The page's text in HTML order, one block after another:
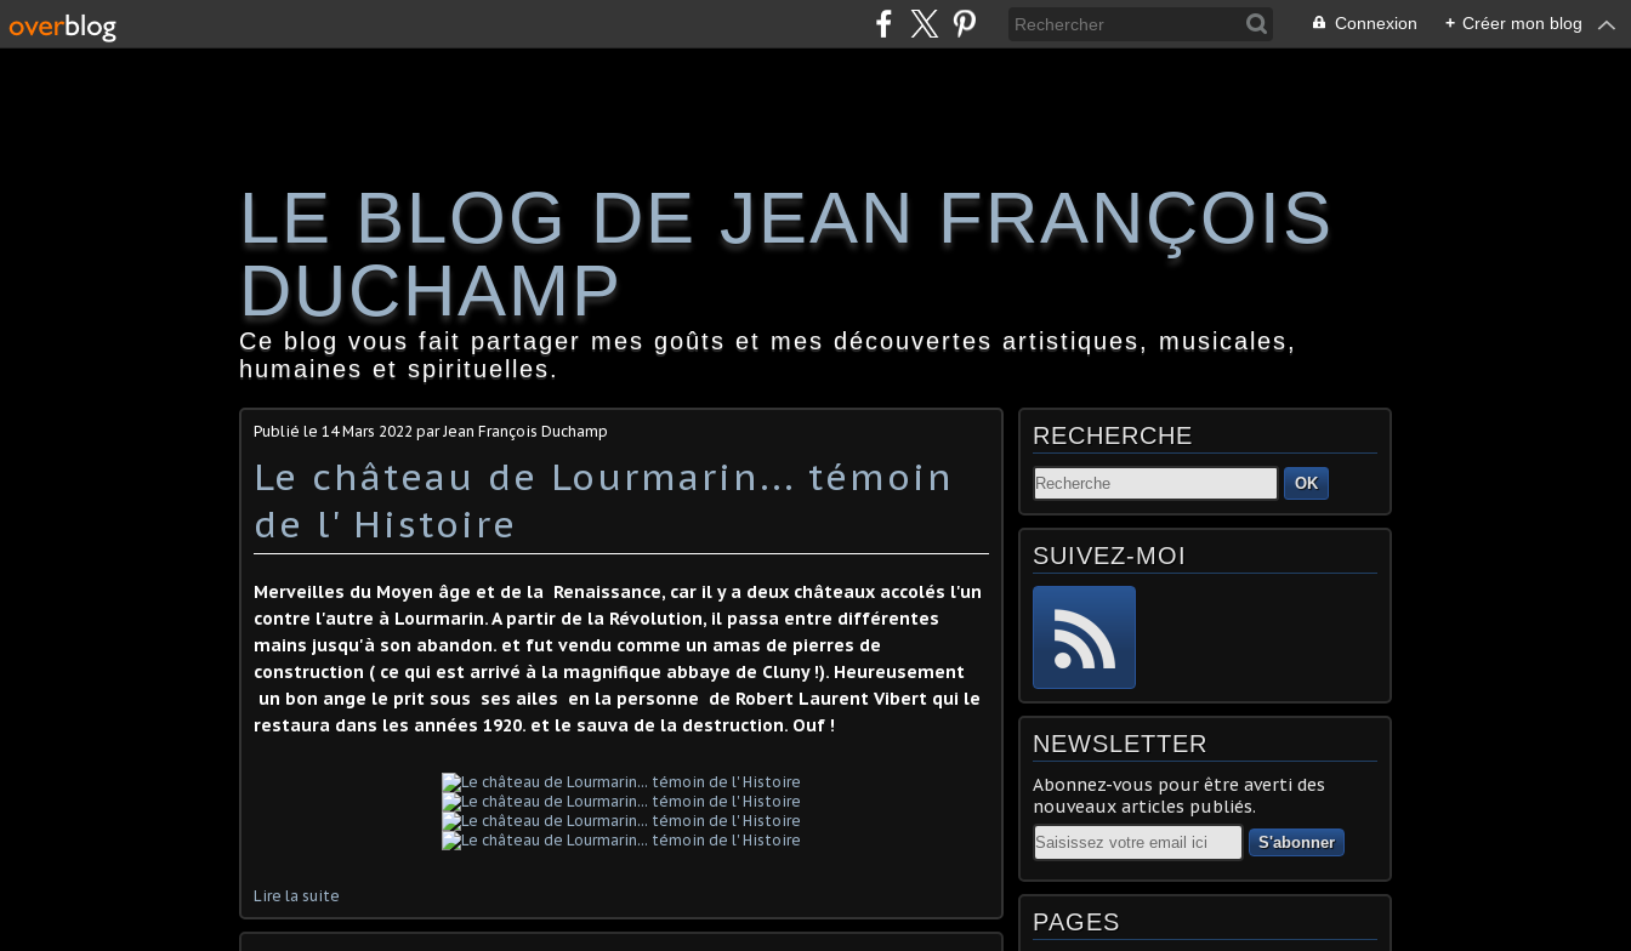
Connexion + Créer mon blog
LE BLOG DE JEAN FRANÇOIS
DUCHAMP
Ce blog vous fait partager mes goûts et mes découvertes artistiques, musicales,
humaines et spirituelles.
Publié le 14 Mars 2022 par Jean François Duchamp
Le château de Lourmarin... témoin
de l' Histoire
Merveilles du Moyen âge et de la Renaissance, car il y a deux châteaux accolés l'un
contre l'autre à Lourmarin. A partir de la Révolution, il passa entre différentes
mains jusqu'à son abandon. et fut vendu comme un amas de pierres de
construction ( ce qui est arrivé à la magnifique abbaye de Cluny !). Heureusement
un bon ange le prit sous ses ailes en la personne de Robert Laurent Vibert qui le
restaura dans les années 1920. et le sauva de la destruction. Ouf !
Lire la suite
RECHERCHE
OK
SUIVEZ-MOI
NEWSLETTER
Abonnez-vous pour être averti des
nouveaux articles publiés.
Email
PAGES